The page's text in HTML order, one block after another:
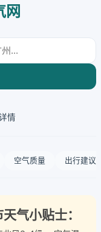
网
情
空气质量 出行建议
气小贴士：